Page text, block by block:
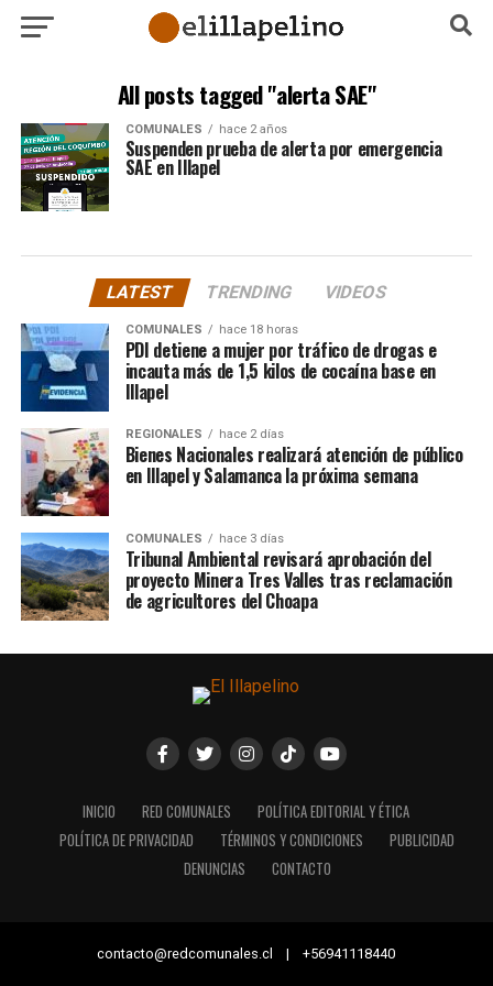
All posts tagged "alerta SAE"
COMUNALES hace 2 años
Suspenden prueba de alerta por emergencia
SAE en Illapel
LATEST TRENDING VIDEOS
COMUNALES hace 18 horas
PDI detiene a mujer por tráfico de drogas e
incauta más de 1,5 kilos de cocaína base en
Illapel
REGIONALES hace 2 días
Bienes Nacionales realizará atención de público
en Illapel y Salamanca la próxima semana
COMUNALES hace 3 días
Tribunal Ambiental revisará aprobación del
proyecto Minera Tres Valles tras reclamación
de agricultores del Choapa
INICIO RED COMUNALES
POLÍTICA EDITORIAL Y ÉTICA
POLÍTICA DE PRIVACIDAD
TÉRMINOS Y CONDICIONES
PUBLICIDAD
DENUNCIAS
CONTACTO
contacto@redcomunales.cl | +56941118440